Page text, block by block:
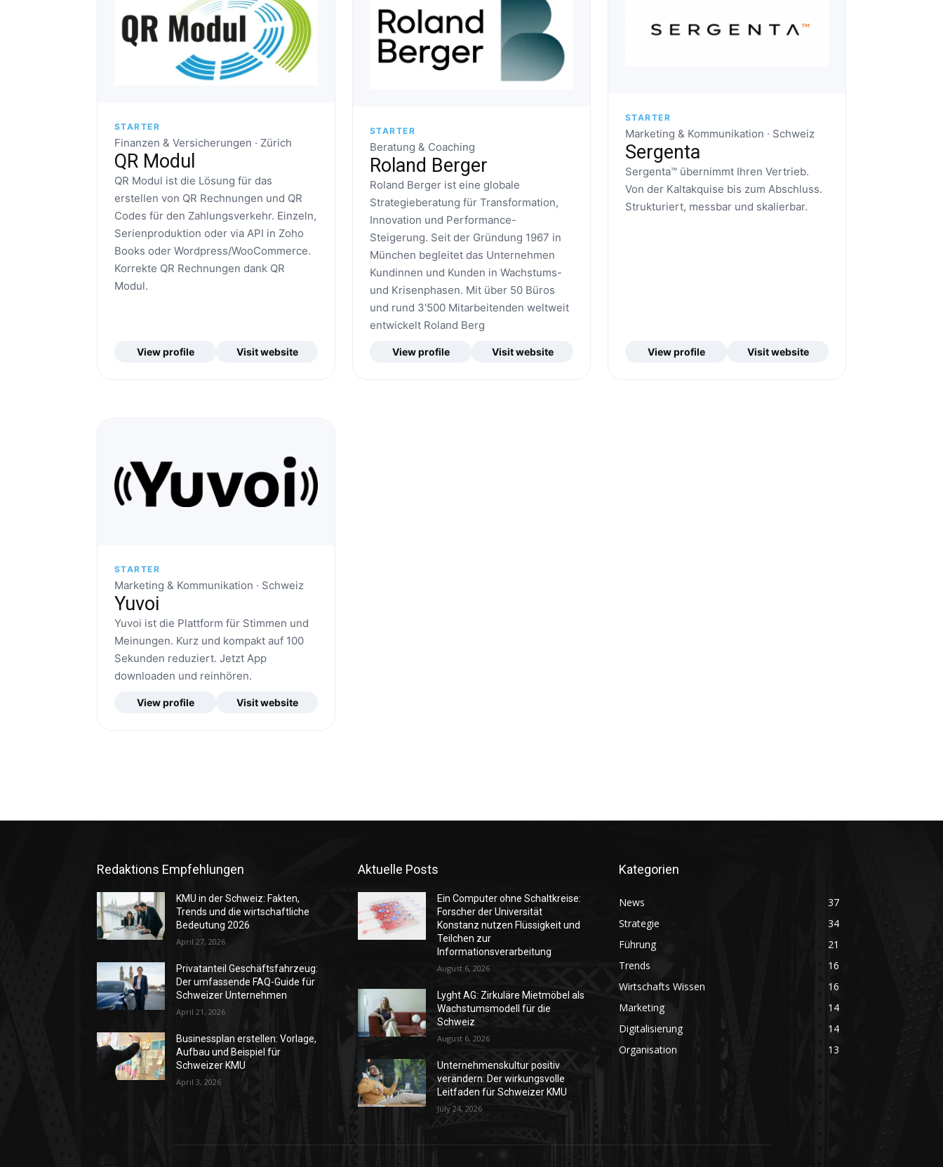
STARTER
Finanzen & Versicherungen · Zürich
QR Modul
QR Modul ist die Lösung für das
erstellen von QR Rechnungen und QR
Codes für den Zahlungsverkehr. Einzeln,
Serienproduktion oder via API in Zoho
Books oder Wordpress/WooCommerce.
Korrekte QR Rechnungen dank QR
Modul.
View profile Visit website
STARTER
Beratung & Coaching
Roland Berger
Roland Berger ist eine globale
Strategieberatung für Transformation,
Innovation und Performance-
Steigerung. Seit der Gründung 1967 in
München begleitet das Unternehmen
Kundinnen und Kunden in Wachstums-
und Krisenphasen. Mit über 50 Büros
und rund 3'500 Mitarbeitenden weltweit
entwickelt Roland Berg
View profile Visit website
STARTER
Marketing & Kommunikation · Schweiz
Sergenta
Sergenta™ übernimmt Ihren Vertrieb.
Von der Kaltakquise bis zum Abschluss.
Strukturiert, messbar und skalierbar.
View profile Visit website
STARTER
Marketing & Kommunikation · Schweiz
Yuvoi
Yuvoi ist die Plattform für Stimmen und
Meinungen. Kurz und kompakt auf 100
Sekunden reduziert. Jetzt App
downloaden und reinhören.
View profile Visit website
Redaktions Empfehlungen
KMU in der Schweiz: Fakten,
Trends und die wirtschaftliche
Bedeutung 2026
April 27, 2026
Privatanteil Geschäftsfahrzeug:
Der umfassende FAQ-Guide für
Schweizer Unternehmen
April 21, 2026
Businessplan erstellen: Vorlage,
Aufbau und Beispiel für
Schweizer KMU
April 3, 2026
Aktuelle Posts
Ein Computer ohne Schaltkreise:
Forscher der Universität
Konstanz nutzen Flüssigkeit und
Teilchen zur
Informationsverarbeitung
August 6, 2026
Lyght AG: Zirkuläre Mietmöbel als
Wachstumsmodell für die
Schweiz
August 6, 2026
Unternehmenskultur positiv
verändern: Der wirkungsvolle
Leitfaden für Schweizer KMU
July 24, 2026
Kategorien
News
37
Strategie
34
Führung
21
Trends
16
Wirtschafts Wissen
16
Marketing
14
Digitalisierung
14
Organisation
13